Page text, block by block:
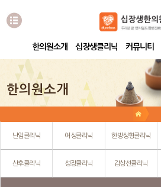
한의원소개 십장생클리닉 커뮤니티
한의원소개
난임클리닉 여성클리닉 한방성형클리닉
산후클리닉 성장클리닉 갑상선클리닉